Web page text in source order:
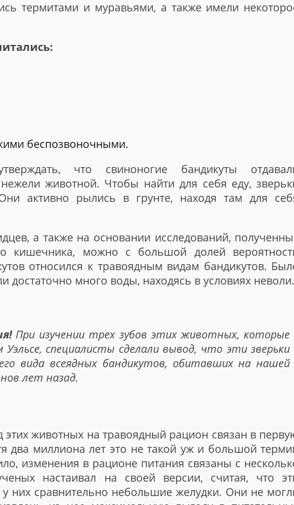
термитами и муравьями, а также имели
беспозвоночными.
что свиноногие бандикуты
животной. Чтобы найти для себя еду,
активно рылись в грунте, находя там для
а также на основании исследований,
кишечника, можно с большой долей
относился к травоядным видам бандикутов.
достаточно много воды, находясь в условиях неволи.
При изучении трех зубов этих животных, которые
Уэльсе, специалисты сделали вывод, что эти зверьки
вида всеядных бандикутов, обитавших на нашей
лет назад.
животных на травоядный рацион связан в
два миллиона лет это не такой уж и большой
изменения в рационе питания связаны с
настаивал на своей версии, считая, что
них сравнительно небольшие желудки. Они не